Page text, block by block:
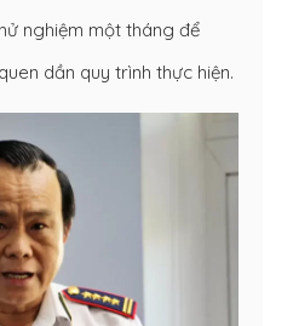
nghiệm một tháng để
dần quy trình thực hiện.